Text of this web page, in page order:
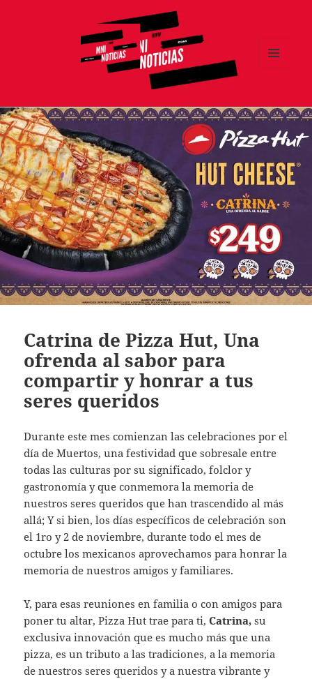
Catrina de Pizza Hut, Una
ofrenda al sabor para
compartir y honrar a tus
seres queridos
Durante este mes comienzan las celebraciones por el
día de Muertos, una festividad que sobresale entre
todas las culturas por su significado, folclor y
gastronomía y que conmemora la memoria de
nuestros seres queridos que han trascendido al más
allá; Y si bien, los días específicos de celebración son
el 1ro y 2 de noviembre, durante todo el mes de
octubre los mexicanos aprovechamos para honrar la
memoria de nuestros amigos y familiares.
Y, para esas reuniones en familia o con amigos para
poner tu altar, Pizza Hut trae para ti,Catrina, su
exclusiva innovación que es mucho más que una
pizza, es un tributo a las tradiciones, a la memoria
de nuestros seres queridos y a nuestra vibrante y